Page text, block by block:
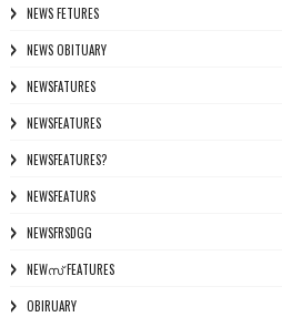
NEWS FETURES
NEWS OBITUARY
NEWSFATURES
NEWSFEATURES
NEWSFEATURES?
NEWSFEATURS
NEWSFRSDGG
NEWസ് FEATURES
OBIRUARY